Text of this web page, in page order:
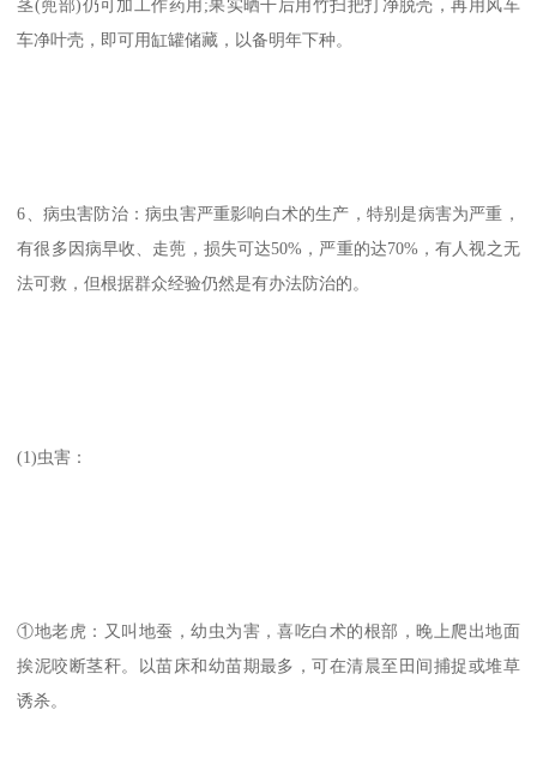
茎(蔸部)仍可加工作药用;果实晒干后用竹扫把打净脱壳，再用风车
车净叶壳，即可用缸罐储藏，以备明年下种。
6、病虫害防治：病虫害严重影响白术的生产，特别是病害为严重，
有很多因病早收、走蔸，损失可达50%，严重的达70%，有人视之无
法可救，但根据群众经验仍然是有办法防治的。
(1)虫害：
①地老虎：又叫地蚕，幼虫为害，喜吃白术的根部，晚上爬出地面
挨泥咬断茎秆。以苗床和幼苗期最多，可在清晨至田间捕捉或堆草
诱杀。